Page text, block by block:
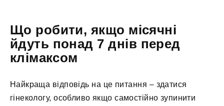
Що робити, якщо місячні
йдуть понад 7 днів перед
клімаксом
Найкраща відповідь на це питання – здатися
гінекологу, особливо якщо самостійно зупинити